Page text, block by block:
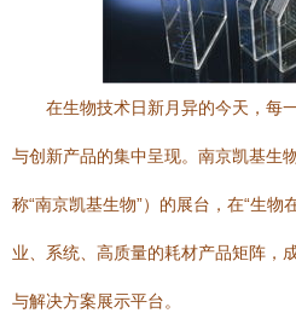
在生物技术日新月异的今天，每
与创新产品的集中呈现。南京凯基生
称“南京凯基生物”）的展台，在“生物
业、系统、高质量的耗材产品矩阵，
与解决方案展示平台。